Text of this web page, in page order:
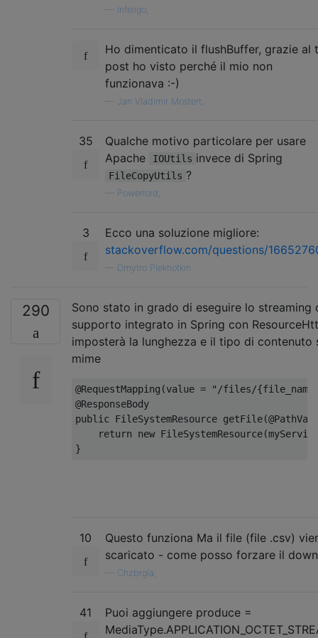
Infeligo,
Ho dimenticato il flushBuffer, grazie al
post ho visto perché il mio non
funzionava :-)
Jan Vladimir Mostert,
35
Qualche motivo particolare per usare
Apache
IOUtils invece di Spring
FileCopyUtils ?
Powerlord,
3
Ecco una soluzione migliore:
stackoverflow.com/questions/
Dmytro Plekhotkin
290
Sono stato in grado di eseguire lo
supporto integrato in Spring con
imposterà la lunghezza e il tipo di
mime
@RequestMapping (value =
"/files/
@ResponseBody
public
FileSystemResource getFile(
return
new FileSystemResource(
}
10
Questo funziona Ma il file (file .csv)
scaricato - come posso forzare il
Chzbrgla,
41
Puoi aggiungere produce =